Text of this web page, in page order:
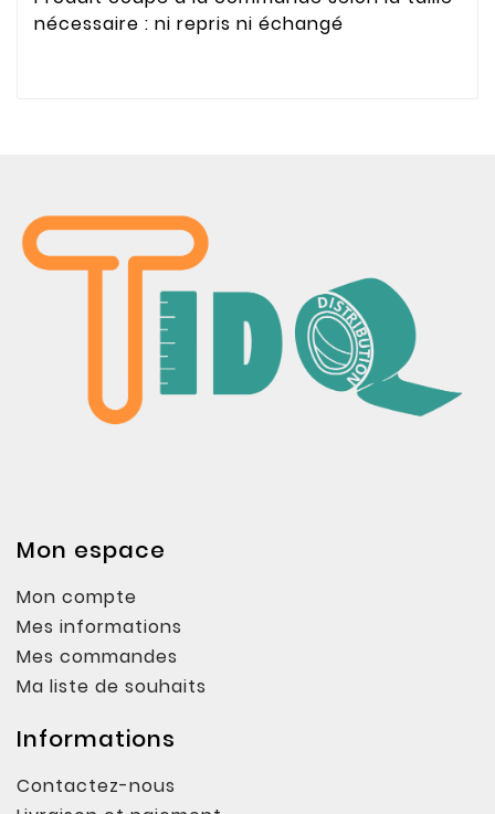
nécessaire : ni repris ni échangé
Mon espace
Mon compte
Mes informations
Mes commandes
Ma liste de souhaits
Informations
Contactez-nous